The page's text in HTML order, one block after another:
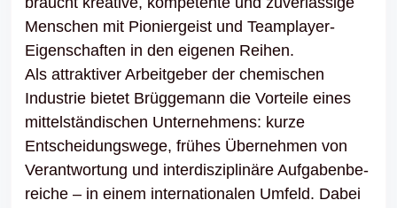
Menschen mit Pionier­geist und Team­player-
Eigen­schaften in den eigenen Reihen.
Als attrak­tiver Arbeit­geber der chemi­schen
Indus­trie bietet Brüg­ge­mann die Vorteile eines
mittel­stän­di­schen Unter­neh­mens: kurze
Entschei­dungs­wege, frühes Über­nehmen von
Verant­wor­tung und inter­dis­zi­pli­näre Aufga­ben­be­
reiche – in einem inter­na­tio­nalen Umfeld. Dabei